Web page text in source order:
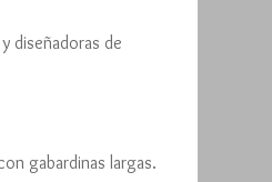
diseñadoras de
gabardinas largas.